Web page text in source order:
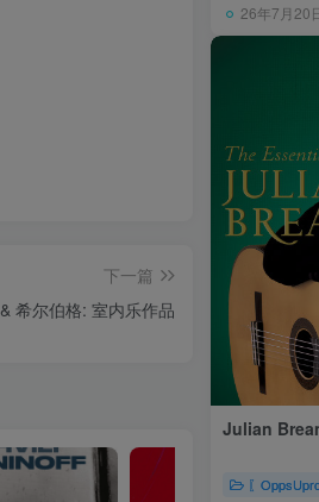
下一篇
希尔伯格: 室内乐作品
26年7月20
Julian
〖